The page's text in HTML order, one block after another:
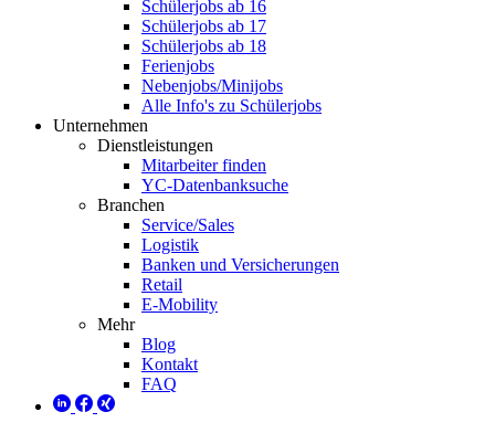
Schülerjobs ab 16
Schülerjobs ab 17
Schülerjobs ab 18
Ferienjobs
Nebenjobs/Minijobs
Alle Info's zu Schülerjobs
Unternehmen
Dienstleistungen
Mitarbeiter finden
YC-Datenbanksuche
Branchen
Service/Sales
Logistik
Banken und Versicherungen
Retail
E-Mobility
Mehr
Blog
Kontakt
FAQ